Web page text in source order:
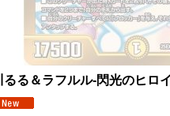
るる＆ラフルル-閃光のヒロ